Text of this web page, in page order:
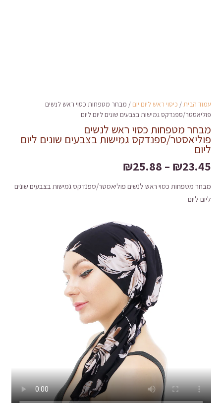
עמוד הבית / כיסוי ראש ליום יום / מבחר מטפחות כסוי ראש לנשים
פוליאסטר/ספנדקס גמישות בצבעים שונים ליום ליום
מבחר מטפחות כסוי ראש לנשים
פוליאסטר/ספנדקס גמישות בצבעים שונים ליום
ליום
₪23.45
–
₪25.88
⁦₪23.45⁩
מבחר מטפחות כסוי ראש לנשים פוליאסטר/ספנדקס גמישות בצבעים שונים
ליום ליום